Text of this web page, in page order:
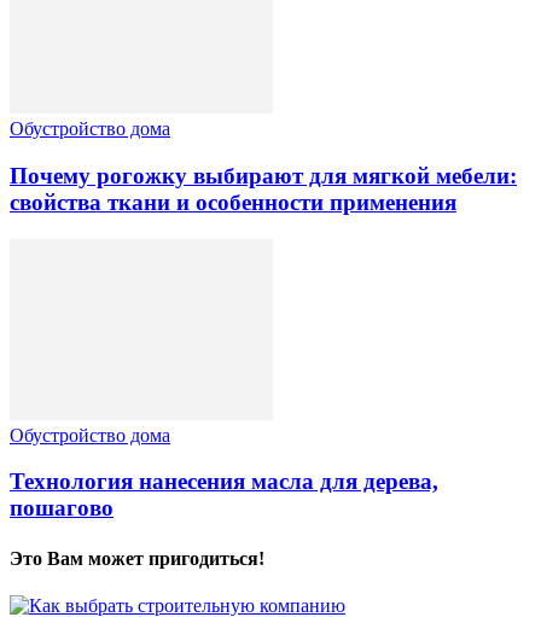
Обустройство дома
Почему рогожку выбирают для мягкой мебели:
свойства ткани и особенности применения
Обустройство дома
Технология нанесения масла для дерева,
пошагово
Это Вам может пригодиться!